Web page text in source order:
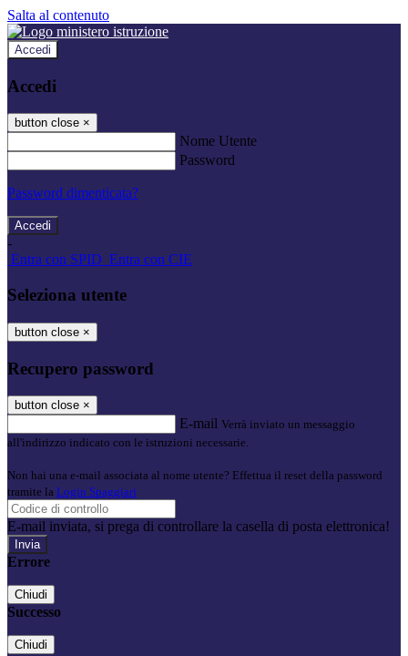
Salta al contenuto
Accedi
Accedi
button close ×
Nome Utente
Password
Password dimenticata?
-
Entra con SPID Entra con CIE
Seleziona utente
button close ×
Recupero password
button close ×
E-mail Verrà inviato un messaggio
all'indirizzo indicato con le istruzioni necessarie.
Non hai una e-mail associata al nome utente? Effettua il reset della password
tramite la Login Spaggiari
E-mail inviata, si prega di controllare la casella di posta elettronica!
Errore
Chiudi
Successo
Chiudi